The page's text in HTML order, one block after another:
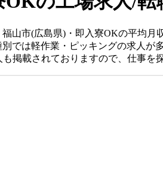
山市(広島県)・即入寮OKの平均
では軽作業・ピッキングの求人が
掲載されておりますので、仕事を